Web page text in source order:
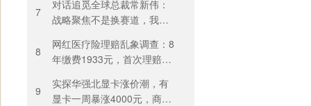
元
7
对话追觅全球总裁常新伟：
战略聚焦不是换赛道，我们
8
网红医疗险理赔乱象调查：8
年缴费1933元，首次理赔被
出”困住投保人
9
实探华强北显卡涨价潮，有
显卡一周暴涨4000元，商